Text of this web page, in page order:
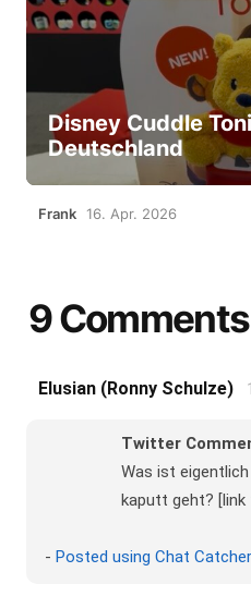
Disney Cuddle
Deutschland
Frank 16. Apr. 2026
9 Comments
Elusian (Ronny Schulze)
Twitter
Was ist
kaputt geht?
- Posted using Chat Catcher